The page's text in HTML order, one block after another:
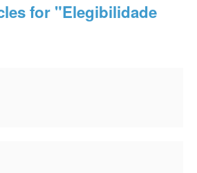
for "Elegibilidade